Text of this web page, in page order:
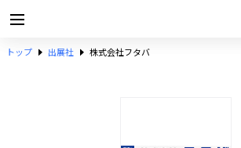
トップ 出展社 株式会社フタバ